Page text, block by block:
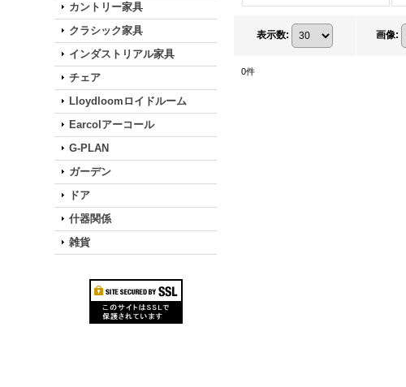
カントリー家具
クラシック家具
インダストリアル家具
チェア
Lloydloomロイドルーム
Earcolアーコール
G-PLAN
ガーデン
ドア
什器関係
雑貨
表示数: 画像:
0件